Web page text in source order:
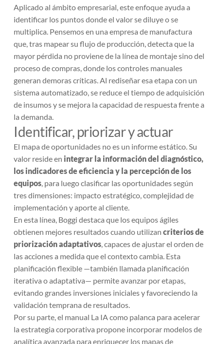
Aplicado al ámbito empresarial, este enfoque ayuda a
identificar los puntos donde el valor se diluye o se
multiplica. Pensemos en una empresa de manufactura
que, tras mapear su flujo de producción, detecta que la
mayor pérdida no proviene de la línea de montaje sino del
proceso de compras, donde los controles manuales
generan demoras críticas. Al rediseñar esa etapa con un
sistema automatizado, se reduce el tiempo de adquisición
de insumos y se mejora la capacidad de respuesta frente a
la demanda.
Identificar, priorizar y actuar
El mapa de oportunidades no es un informe estático. Su
valor reside en integrar la información del diagnóstico,
los indicadores de eficiencia y la percepción de los
equipos, para luego clasificar las oportunidades según
tres dimensiones: impacto estratégico, complejidad de
implementación y aporte al cliente.
En esta línea, Boggi destaca que los equipos ágiles
obtienen mejores resultados cuando utilizan criterios de
priorización adaptativos, capaces de ajustar el orden de
las acciones a medida que el contexto cambia. Esta
planificación flexible —también llamada planificación
iterativa o adaptativa— permite avanzar por etapas,
evitando grandes inversiones iniciales y favoreciendo la
validación temprana de resultados.
Por su parte, el manual La IA como palanca para acelerar
la estrategia corporativa propone incorporar modelos de
analítica avanzada para enriquecer los mapas de